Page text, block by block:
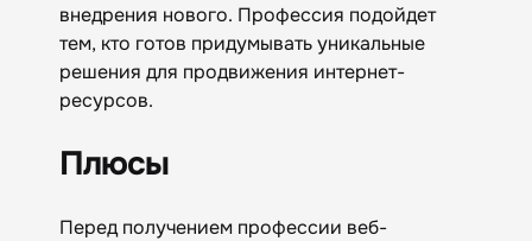
внедрения нового. Профессия подойдет
тем, кто готов придумывать уникальные
решения для продвижения интернет-
ресурсов.
Плюсы
Перед получением профессии веб-